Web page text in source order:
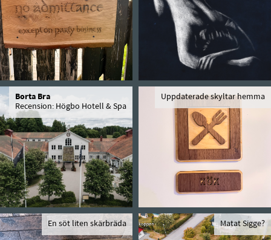
Borta Bra
Recension: Högbo Hotell & Spa
Uppdaterade skyltar hemma
En söt liten skärbräda Matat Sigge?